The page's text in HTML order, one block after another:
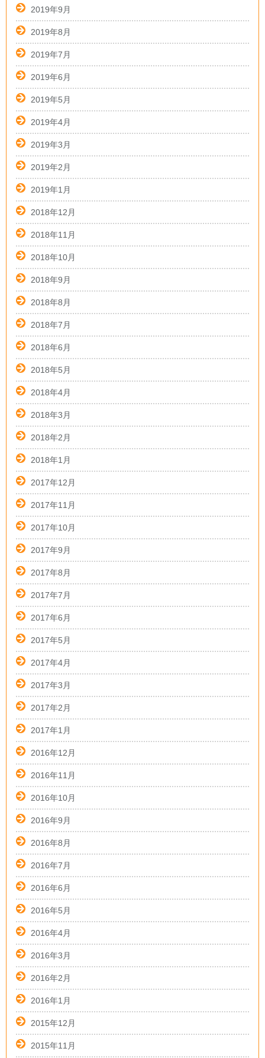
2019年9月
2019年8月
2019年7月
2019年6月
2019年5月
2019年4月
2019年3月
2019年2月
2019年1月
2018年12月
2018年11月
2018年10月
2018年9月
2018年8月
2018年7月
2018年6月
2018年5月
2018年4月
2018年3月
2018年2月
2018年1月
2017年12月
2017年11月
2017年10月
2017年9月
2017年8月
2017年7月
2017年6月
2017年5月
2017年4月
2017年3月
2017年2月
2017年1月
2016年12月
2016年11月
2016年10月
2016年9月
2016年8月
2016年7月
2016年6月
2016年5月
2016年4月
2016年3月
2016年2月
2016年1月
2015年12月
2015年11月